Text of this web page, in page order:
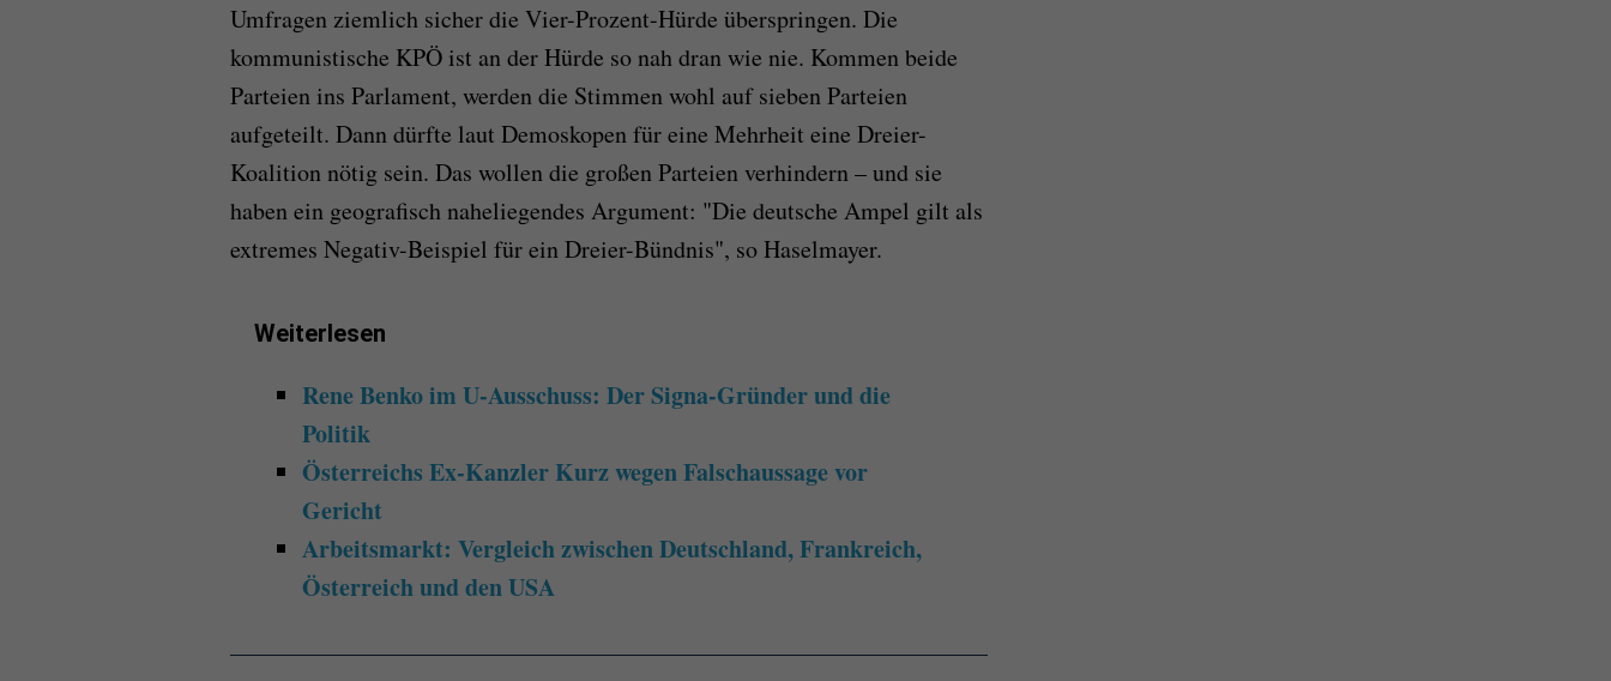
Umfragen ziemlich sicher die Vier-Prozent-Hürde überspringen. Die
kommunistische KPÖ ist an der Hürde so nah dran wie nie. Kommen beide
Parteien ins Parlament, werden die Stimmen wohl auf sieben Parteien
aufgeteilt. Dann dürfte laut Demoskopen für eine Mehrheit eine Dreier-
Koalition nötig sein. Das wollen die großen Parteien verhindern – und sie
haben ein geografisch naheliegendes Argument: "Die deutsche Ampel gilt als
extremes Negativ-Beispiel für ein Dreier-Bündnis", so Haselmayer.
Weiterlesen
Rene Benko im U-Ausschuss: Der Signa-Gründer und die
Politik
Österreichs Ex-Kanzler Kurz wegen Falschaussage vor
Gericht
Arbeitsmarkt: Vergleich zwischen Deutschland, Frankreich,
Österreich und den USA